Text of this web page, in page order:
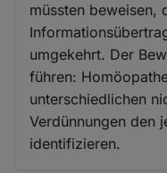
müssten beweisen,
umgekehrt. Der
führen:
unterschiedlichen
Verdünnungen den
identifizieren.